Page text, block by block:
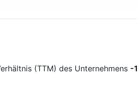
(TTM) des Unternehmens -